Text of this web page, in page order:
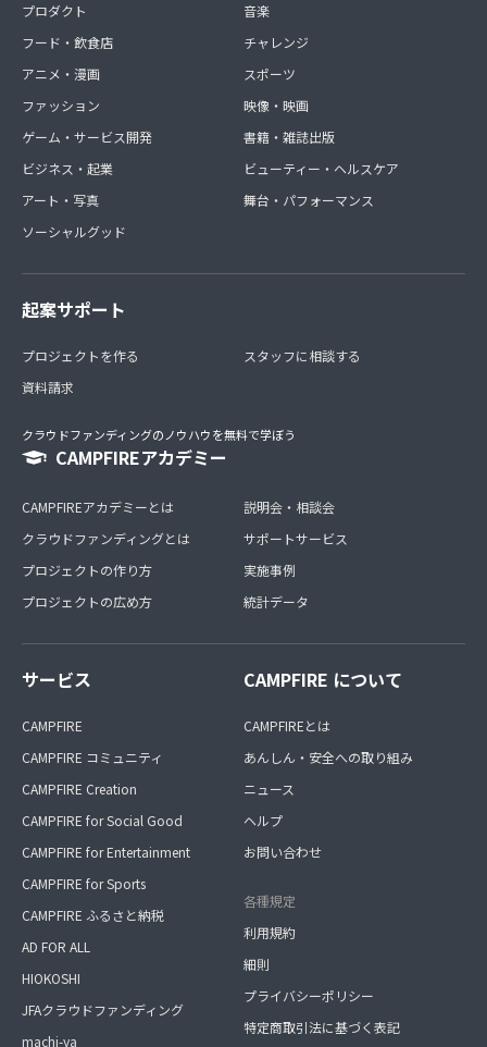
プロダクト
フード・飲食店
アニメ・漫画
ファッション
ゲーム・サービス開発
ビジネス・起業
アート・写真
ソーシャルグッド
音楽
チャレンジ
スポーツ
映像・映画
書籍・雑誌出版
ビューティー・ヘルスケア
舞台・パフォーマンス
起案サポート
プロジェクトを作る
資料請求
スタッフに相談する
クラウドファンディングのノウハウを無料で学ぼう
CAMPFIREアカデミー
CAMPFIREアカデミーとは
クラウドファンディングとは
プロジェクトの作り方
プロジェクトの広め方
説明会・相談会
サポートサービス
実施事例
統計データ
サービス
CAMPFIRE
CAMPFIRE コミュニティ
CAMPFIRE Creation
CAMPFIRE for Social Good
CAMPFIRE for Entertainment
CAMPFIRE for Sports
CAMPFIRE ふるさと納税
AD FOR ALL
HIOKOSHI
JFAクラウドファンディング
machi-ya
CAMPFIRE について
CAMPFIREとは
あんしん・安全への取り組み
ニュース
ヘルプ
お問い合わせ
各種規定
利用規約
細則
プライバシーポリシー
特定商取引法に基づく表記